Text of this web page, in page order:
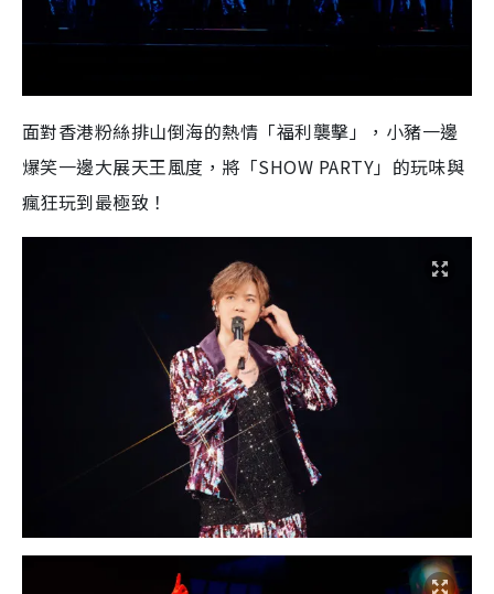
面對香港粉絲排山倒海的熱情「福利襲擊」，小豬一邊
爆笑一邊大展天王風度，將「SHOW PARTY」的玩味與
瘋狂玩到最極致！